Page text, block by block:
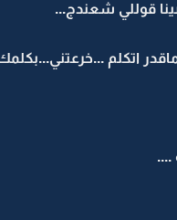
قوللي شعندج...
اتكلم
....